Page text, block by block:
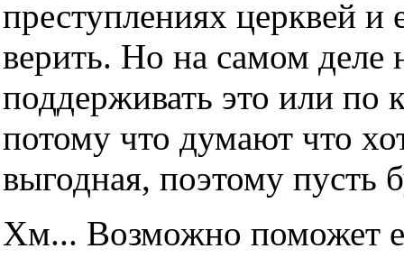
преступлениях церквей и
верить. Но на самом деле
поддерживать это или по
потому что думают что
выгодная, поэтому пусть
Хм... Возможно поможет